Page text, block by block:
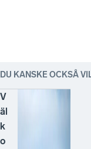
DU KANSKE OCKSÅ
V
äl
k
o